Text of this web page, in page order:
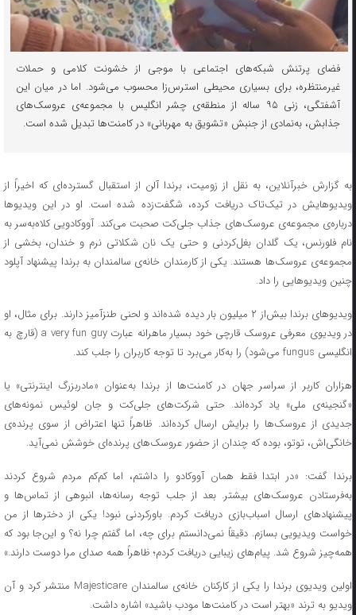
فضای پرتنش شبکه‌های اجتماعی با موجی از خشونت کلامی و حملات
غیرمنتظره، برای بسیاری محیطی استرس‌زا محسوب می‌شود. اما در میان این
آشفتگی، زنی ۹۵‌ ساله از منطقه‌ی چشر انگلیس با مجموعه‌ی عروسک‌های
جذابش، به‌نمادی از جنبش «تشویق به مهربانی» در کامنت‌ها تبدیل شده است.
به گزارش خبرآنلاین، به نقل از زومیت، برندا آلن از استقبال گسترده‌ای که اخیراً از
ویدیوهایش در تیک‌تاک دریافت کرده، شگفت‌زده شده است. او در این ویدیوها
درباره‌ی مجموعه‌ی عروسک‌های جذاب جلی‌کت صحبت می‌کند. آووکادویی کلاه‌به‌سر به
نام فلورنس، یک گلدان بغل‌کردنی و حتی یک نان شکلاتی نرم و خندان، بخشی از
مجموعه‌ی عروسک‌ها هستند. یکی از کارمندان خانه‌ی سالمندان به برندا پیشنهاد آپلود
چنین ویدیوهایی را داد.
ویدیوهای برندا بیش‌از ۲ میلیون بار دیده شده‌اند و لحنی طنزآمیز دارند. برای مثال، او
در ویدیوی معرفی عروسک قارچی خود بسیار ماهرانه عبارت a very fun guy (قارچ به
انگلیسی fungus می‌شود) را به‌کار می‌برد تا توجه کاربران را جلب کند.
هزاران کاربر از سراسر جهان در کامنت‌ها از برندا به‌عنوان «مادربزرگ اینترنتی» یا
«گنجینه‌ی ملی» یاد کرده‌اند. حتی شرکت‌های جلی‌کت و جان لوئیس نمونه‌های
جدیدی از عروسک‌ها را برایش ارسال کرده‌اند. ظاهراً تنها اعتراض از سوی پرنده‌ی
خانگی‌اش، توتو، بوده که چندان از حضور عروسک‌های پرنده‌ای خوشش نمی‌آید.
برندا گفت: «در ابتدا فقط همان آووکادو را داشتم، اما کم‌کم مردم شروع کردند
به‌فرستادن عروسک‌های بیشتر. بعد از جلب توجه رسانه‌ها، انبوهی از تماس‌ها و
پیشنهادهای ارسال اسباب‌بازی دریافت کردم. باورکردنی نبود! یکی از دخترها از من
خواست ویدیویی بسازم. دقیقاً نمی‌دانستم برای چه، اما گفتم چرا نه؟ و این‌جا بود که
همه‌چیز شروع شد. پیام‌های زیبایی دریافت کردم؛ ظاهراً همه صدای مرا دوست دارند.»
اولین ویدیوی برندا را یکی از کارکنان خانه‌ی سالمندان Majesticare منتشر کرد و آن
ویدیو به ترند «بهتر است در کامنت‌ها مودب باشید» اشاره داشت.